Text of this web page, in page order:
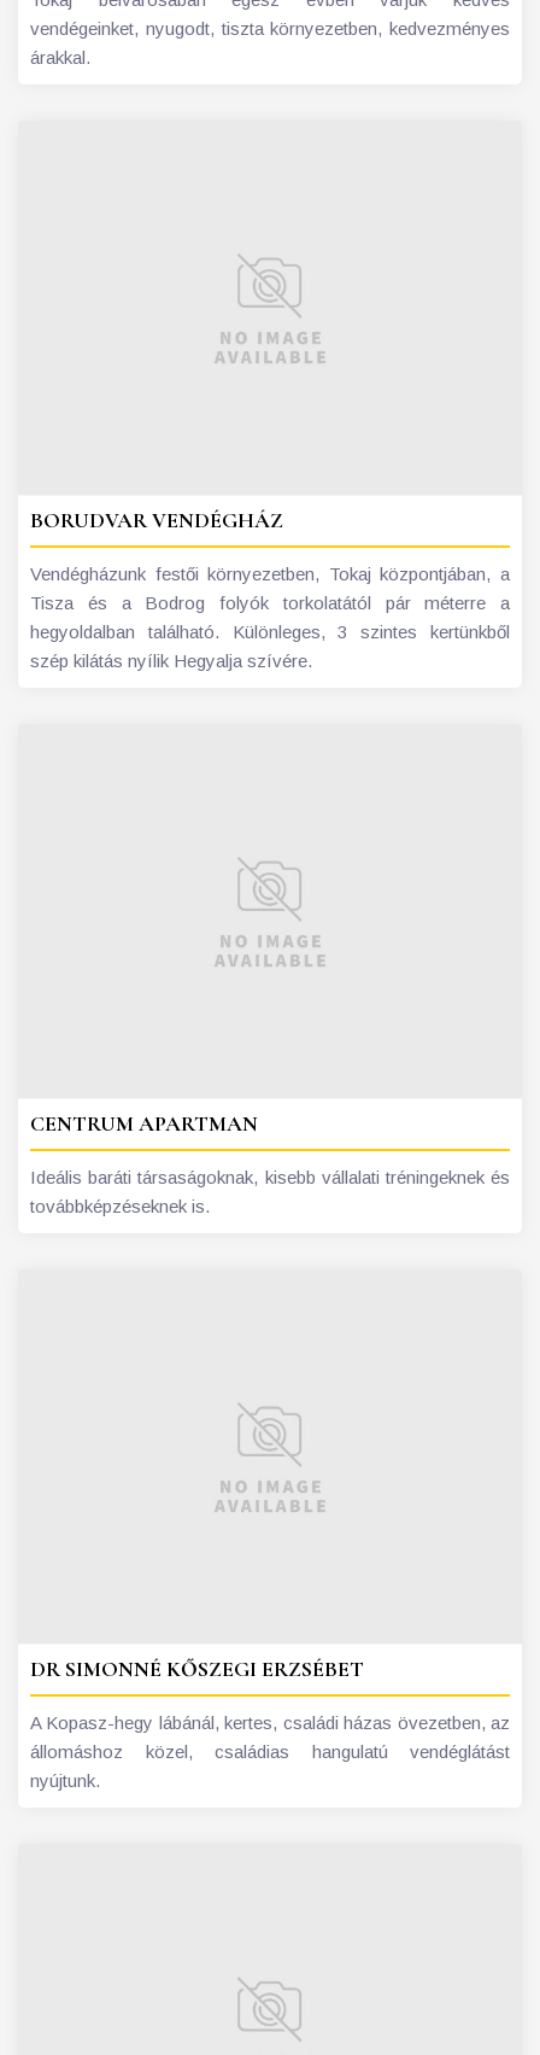
vendégeinket, nyugodt, tiszta környezetben, kedvezményes
árakkal.
BORUDVAR VENDÉGHÁZ
Vendégházunk festői környezetben, Tokaj központjában, a
Tisza és a Bodrog folyók torkolatától pár méterre a
hegyoldalban található. Különleges, 3 szintes kertünkből
szép kilátás nyílik Hegyalja szívére.
CENTRUM APARTMAN
Ideális baráti társaságoknak, kisebb vállalati tréningeknek és
továbbképzéseknek is.
DR SIMONNÉ KŐSZEGI ERZSÉBET
A Kopasz-hegy lábánál, kertes, családi házas övezetben, az
állomáshoz közel, családias hangulatú vendéglátást
nyújtunk.